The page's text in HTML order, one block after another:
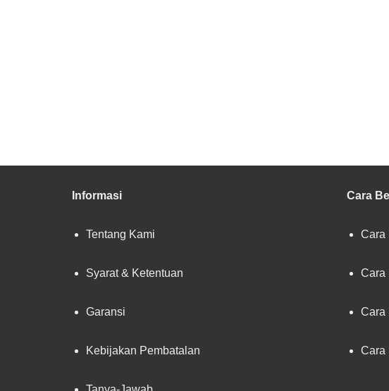
Informasi
Tentang Kami
Syarat & Ketentuan
Garansi
Kebijakan Pembatalan
Cara
Cara
Cara
Cara
Cara